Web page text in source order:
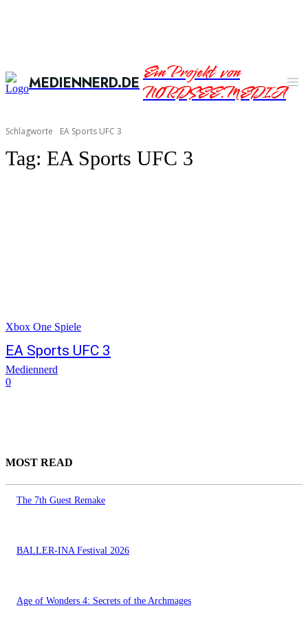
MEDIENNERD.DEEin Projekt von
NORDSEE.MEDIA
Schlagworte EA Sports UFC 3
Tag: EA Sports UFC 3
Xbox One Spiele
EA Sports UFC 3
Mediennerd
0
MOST READ
The 7th Guest Remake
BALLER-INA Festival 2026
Age of Wonders 4: Secrets of the Archmages